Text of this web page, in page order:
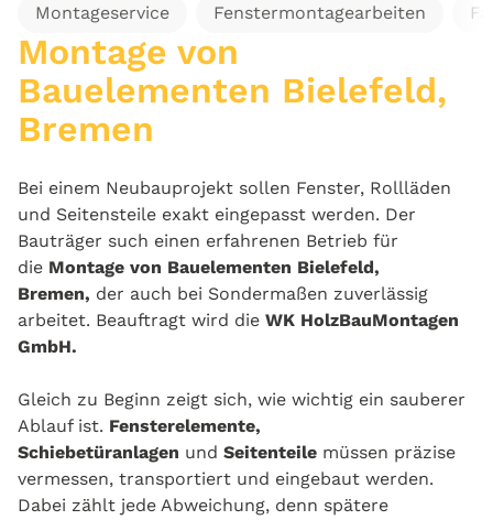
Montageservice Fenstermontagearbeiten
Montage von
Bauelementen Bielefeld,
Bremen
Bei einem Neubauprojekt sollen Fenster, Rollläden
und Seitensteile exakt eingepasst werden. Der
Bauträger such einen erfahrenen Betrieb für
die Montage von Bauelementen Bielefeld,
Bremen, der auch bei Sondermaßen zuverlässig
arbeitet. Beauftragt wird die WK HolzBauMontagen
GmbH.
Gleich zu Beginn zeigt sich, wie wichtig ein sauberer
Ablauf ist. Fensterelemente,
Schiebetüranlagen und Seitenteile müssen präzise
vermessen, transportiert und eingebaut werden.
Dabei zählt jede Abweichung, denn spätere